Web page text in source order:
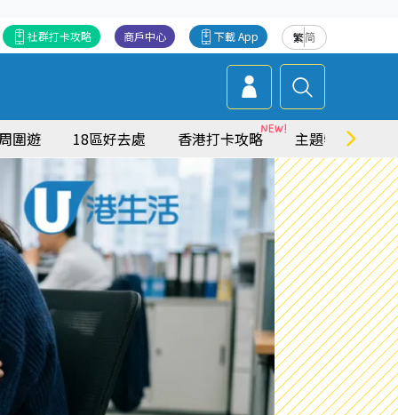
繁简
下載 App
商戶中心
社群打卡攻略
圍遊 18區好去處 香港打卡攻略 主題特集